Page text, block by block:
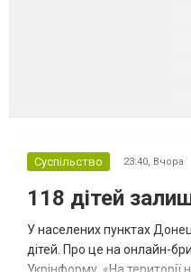
Суспільство 23:40, Вчора
118 дітей
У населених пунктах
дітей. Про це на онлайн-